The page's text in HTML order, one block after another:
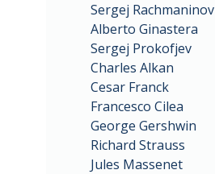
Sergej Rachmaninov
Alberto Ginastera
Sergej Prokofjev
Charles Alkan
Cesar Franck
Francesco Cilea
George Gershwin
Richard Strauss
Jules Massenet